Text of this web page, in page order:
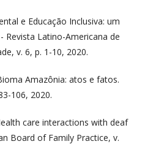
e Educação Inclusiva: um
Revista Latino-Americana de
v. 6, p. 1-10, 2020.
Amazônia: atos e fatos.
106, 2020.
care interactions with deaf
Board of Family Practice, v.